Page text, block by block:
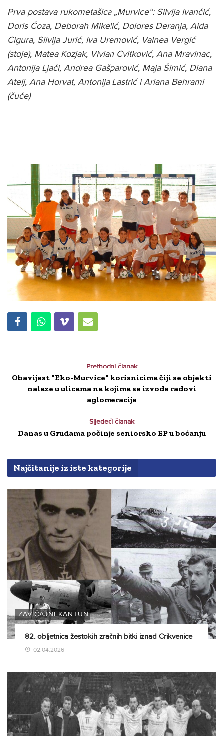
Prva postava rukometašica „Murvice“: Silvija Ivančić,
Doris Čoza, Deborah Mikelić, Dolores Deranja, Aida
Cigura, Silvija Jurić, Iva Uremović, Valnea Vergić
(stoje), Matea Kozjak, Vivian Cvitković, Ana Mravinac,
Antonija Ljači, Andrea Gašparović, Maja Šimić, Diana
Atelj, Ana Horvat, Antonija Lastrić i Ariana Behrami
(čuče)
Prethodni članak
Obavijest "Eko-Murvice" korisnicima čiji se objekti
nalaze u ulicama na kojima se izvode radovi
aglomeracije
Sljedeći članak
Danas u Grudama počinje seniorsko EP u boćanju
Najčitanije iz iste kategorije
ZAVIČAJNI KANTUN
82. obljetnica žestokih zračnih bitki iznad Crikvenice
02.04.2026